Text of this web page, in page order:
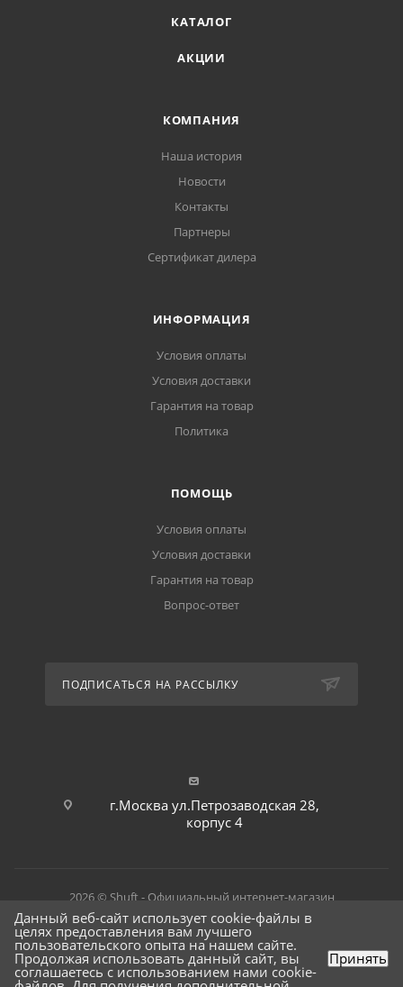
КАТАЛОГ
АКЦИИ
КОМПАНИЯ
Наша история
Новости
Контакты
Партнеры
Сертификат дилера
ИНФОРМАЦИЯ
Условия оплаты
Условия доставки
Гарантия на товар
Политика
ПОМОЩЬ
Условия оплаты
Условия доставки
Гарантия на товар
Вопрос-ответ
ПОДПИСАТЬСЯ НА РАССЫЛКУ
г.Москва ул.Петрозаводская 28,
корпус 4
2026 © Shuft - Официальный интернет-магазин
Данный веб-сайт использует cookie-файлы в
целях предоставления вам лучшего
пользовательского опыта на нашем сайте.
Продолжая использовать данный сайт, вы
соглашаетесь с использованием нами cookie-
Принять